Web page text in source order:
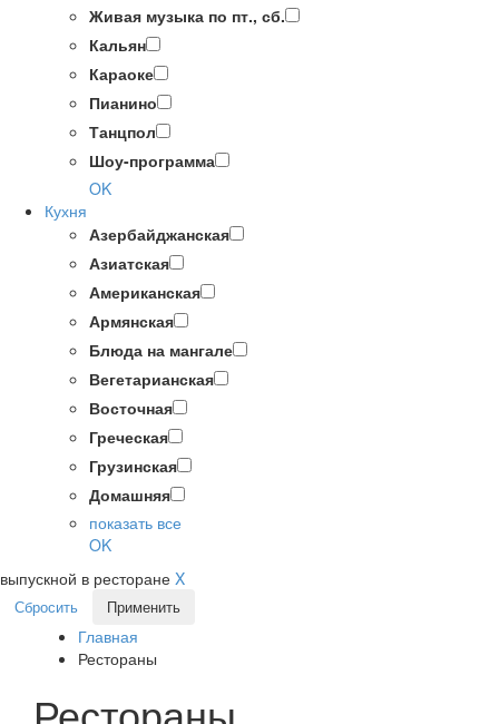
Живая музыка по пт., сб.
Кальян
Караоке
Пианино
Танцпол
Шоу-программа
OK
Кухня
Азербайджанская
Азиатская
Американская
Армянская
Блюда на мангале
Вегетарианская
Восточная
Греческая
Грузинская
Домашняя
показать все
OK
выпускной в ресторане X
Сбросить Применить
Главная
Рестораны